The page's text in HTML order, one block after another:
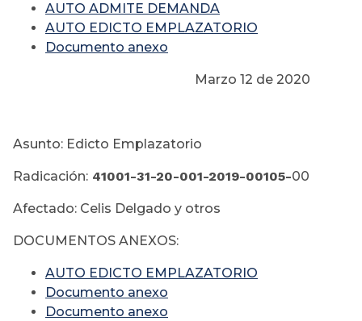
AUTO ADMITE DEMANDA
AUTO EDICTO EMPLAZATORIO
Documento anexo
Marzo 12 de 2020
Asunto: Edicto Emplazatorio
Radicación: 41001-31-20-001-2019-00105-00
Afectado: Celis Delgado y otros
DOCUMENTOS ANEXOS:
AUTO EDICTO EMPLAZATORIO
Documento anexo
Documento anexo